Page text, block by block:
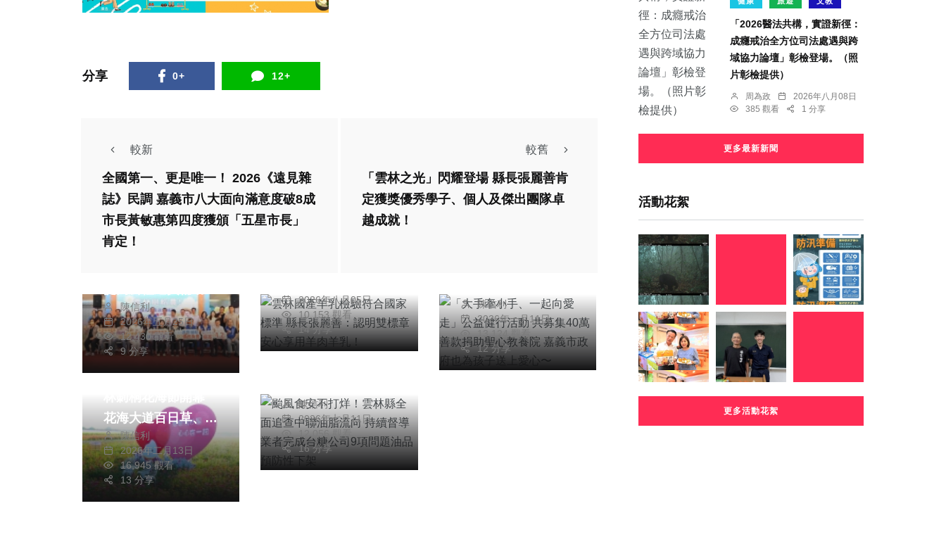
分享 0+ 12+
較新
全國第一、更是唯一！ 2026《遠見雜
誌》民調 嘉義市八大面向滿意度破8成
市長黃敏惠第四度獲頒「五星市長」
肯定！
較舊
「雲林之光」閃耀登場 縣長張麗善肯
定獲獎優秀學子、個人及傑出團隊卓
越成就！
農業
雲林挺稻農！ 縣長
公斤至1.2元 減輕農
民負擔、穩定糧食生
產
陳信利
2026年五月25日
12,430 觀看
9 分享
農業
雲林國產羊乳檢驗符
2026年八月05日
10,153 觀看
14 分享
捐助聖心教養院 嘉
義市政府也為孩子送
上愛心〜
陳信利
2026年一月11日
13,124 觀看
12 分享
綜合新聞 旅遊
花現莿桐〜2026雲
花海大道百日草、波
斯菊與向日葵花海豔
麗迎春 春節期間是
最佳賞花時節〜
陳信利
2026年二月13日
16,945 觀看
13 分享
綜合新聞
颱風食安不打烊！雲
者完成台糖公司9項
問題油品預防性下架
陳信利
2026年七月11日
12,056 觀看
16 分享
「2026醫法共構，實證新徑：
成癮戒治全方位司法處遇與跨
域協力論壇」彰檢登場。（照
片彰檢提供）
周為政
2026年八月08日
385 觀看
1 分享
更多最新新聞
活動花絮
更多活動花絮